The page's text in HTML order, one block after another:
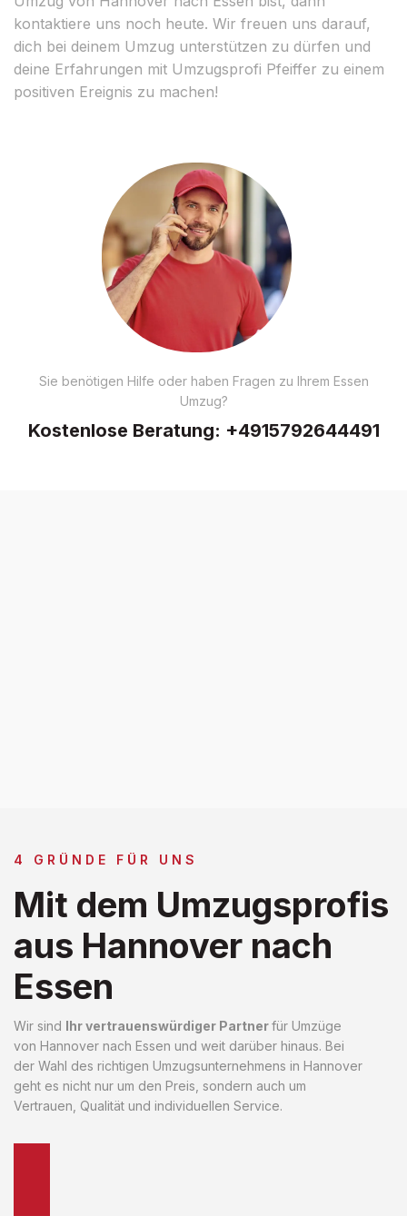
kontaktiere uns noch heute. Wir freuen uns darauf,
dich bei deinem Umzug unterstützen zu dürfen und
deine Erfahrungen mit Umzugsprofi Pfeiffer zu einem
positiven Ereignis zu machen!
Sie benötigen Hilfe oder haben Fragen zu Ihrem Essen
Umzug?
Kostenlose Beratung: +4915792644491
4 GRÜNDE FÜR UNS
Mit dem Umzugsprofis
aus Hannover nach
Essen
Wir sind Ihr vertrauenswürdiger Partnerfür Umzüge
von Hannover nach Essen und weit darüber hinaus. Bei
der Wahl des richtigen Umzugsunternehmens in Hannover
geht es nicht nur um den Preis, sondern auch um
Vertrauen, Qualität und individuellen Service.